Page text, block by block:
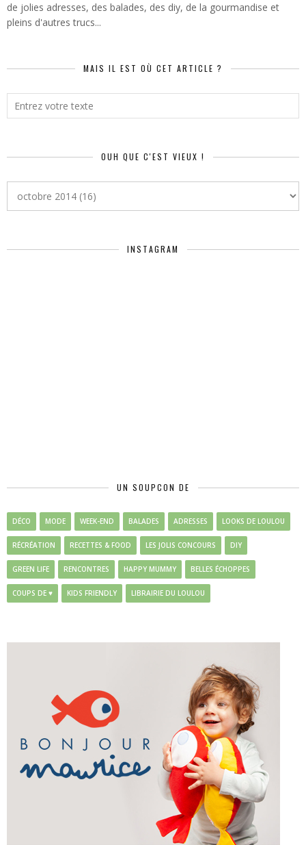
de jolies adresses, des balades, des diy, de la gourmandise et
pleins d'autres trucs...
MAIS IL EST OÙ CET ARTICLE ?
OUH QUE C'EST VIEUX !
INSTAGRAM
UN SOUPCON DE
DÉCO MODE WEEK-END BALADES ADRESSES LOOKS DE LOULOU
RÉCRÉATION RECETTES & FOOD LES JOLIS CONCOURS DIY
GREEN LIFE RENCONTRES HAPPY MUMMY BELLES ÉCHOPPES
COUPS DE ♥ KIDS FRIENDLY LIBRAIRIE DU LOULOU